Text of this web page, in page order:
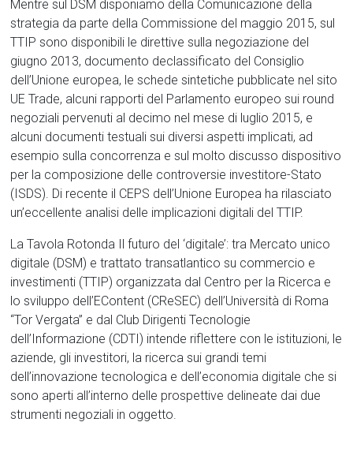
Mentre sul DSM disponiamo della Comunicazione della
strategia da parte della Commissione del maggio 2015, sul
TTIP sono disponibili le direttive sulla negoziazione del
giugno 2013, documento declassificato del Consiglio
dell’Unione europea, le schede sintetiche pubblicate nel sito
UE Trade, alcuni rapporti del Parlamento europeo sui round
negoziali pervenuti al decimo nel mese di luglio 2015, e
alcuni documenti testuali sui diversi aspetti implicati, ad
esempio sulla concorrenza e sul molto discusso dispositivo
per la composizione delle controversie investitore-Stato
(ISDS). Di recente il CEPS dell’Unione Europea ha rilasciato
un’eccellente analisi delle implicazioni digitali del TTIP.
La Tavola Rotonda Il futuro del ‘digitale’: tra Mercato unico
digitale (DSM) e trattato transatlantico su commercio e
investimenti (TTIP) organizzata dal Centro per la Ricerca e
lo sviluppo dell’EContent (CReSEC) dell’Università di Roma
“Tor Vergata” e dal Club Dirigenti Tecnologie
dell’Informazione (CDTI) intende riflettere con le istituzioni, le
aziende, gli investitori, la ricerca sui grandi temi
dell’innovazione tecnologica e dell’economia digitale che si
sono aperti all’interno delle prospettive delineate dai due
strumenti negoziali in oggetto.